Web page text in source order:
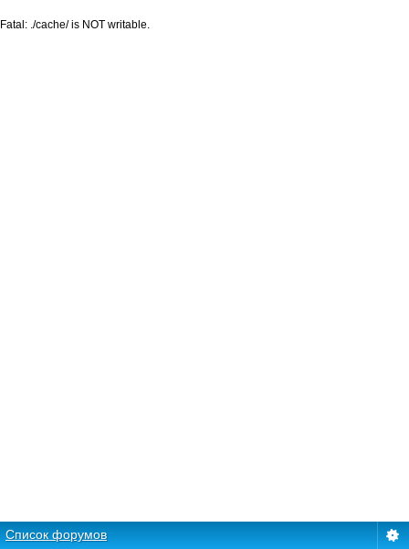
Список форумов
Fatal: ./cache/ is NOT writable.